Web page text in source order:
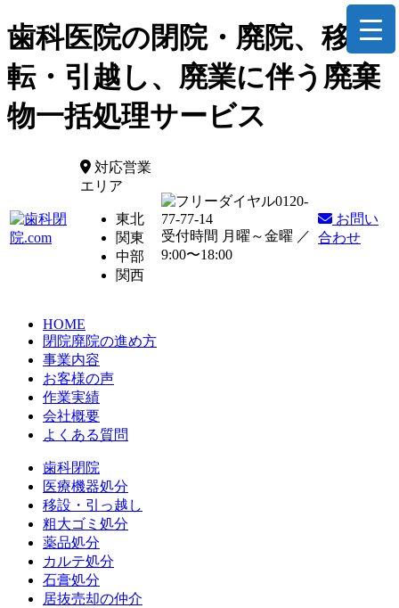
歯科医院の閉院・廃院、移
転・引越し、廃業に伴う廃棄
物一括処理サービス
対応営業
エリア
東北
関東
中部
関西
0120-
77-77-14
受付時間 月曜～金曜 ／
9:00〜18:00
お問い
合わせ
HOME
閉院廃院の進め方
事業内容
お客様の声
作業実績
会社概要
よくある質問
歯科閉院
医療機器処分
移設・引っ越し
粗大ゴミ処分
薬品処分
カルテ処分
石膏処分
居抜売却の仲介